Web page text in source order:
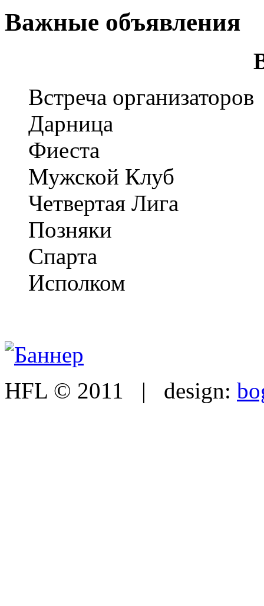
Важные объявления
Встреча организаторов
Дарница
Фиеста
Мужской Клуб
Четвертая Лига
Позняки
Спарта
Исполком
HFL © 2011 | design: